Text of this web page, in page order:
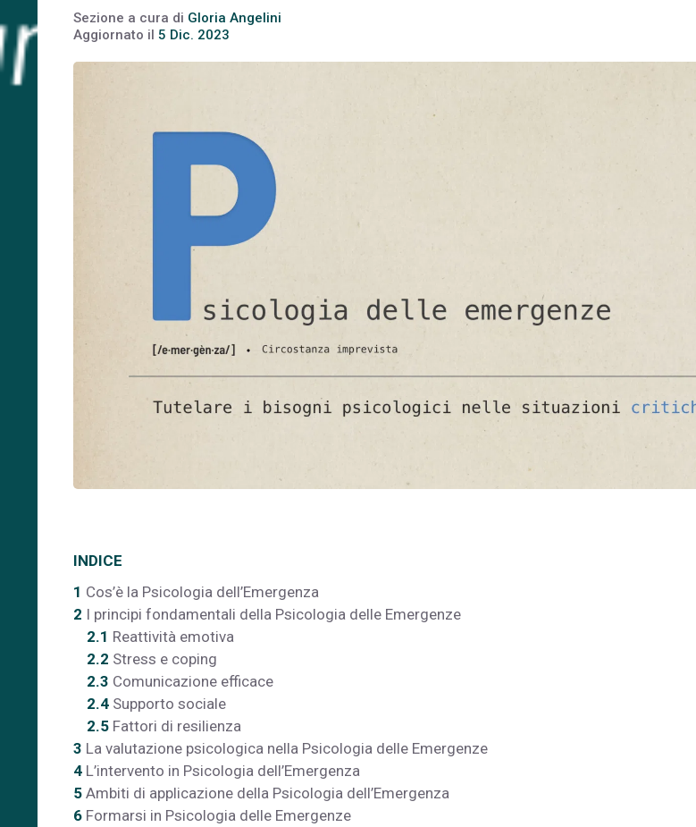
Sezione a cura di Gloria Angelini
Aggiornato il 5 Dic. 2023
INDICE
1 Cos’è la Psicologia dell’Emergenza
2 I principi fondamentali della Psicologia delle Emergenze
2.1 Reattività emotiva
2.2 Stress e coping
2.3 Comunicazione efficace
2.4 Supporto sociale
2.5 Fattori di resilienza
3 La valutazione psicologica nella Psicologia delle Emergenze
4 L’intervento in Psicologia dell’Emergenza
5 Ambiti di applicazione della Psicologia dell’Emergenza
6 Formarsi in Psicologia delle Emergenze